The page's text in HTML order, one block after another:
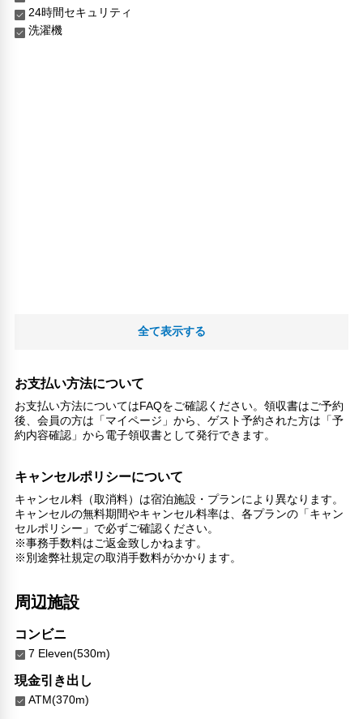
24時間セキュリティ
洗濯機
全て表示する
お支払い方法について
お支払い方法についてはFAQをご確認ください。領収書はご予約
後、会員の方は「マイページ」から、ゲスト予約された方は「予
約内容確認」から電子領収書として発行できます。
キャンセルポリシーについて
キャンセル料（取消料）は宿泊施設・プランにより異なります。
キャンセルの無料期間やキャンセル料率は、各プランの「キャン
セルポリシー」で必ずご確認ください。
※事務手数料はご返金致しかねます。
※別途弊社規定の取消手数料がかかります。
周辺施設
コンビニ
7 Eleven(530m)
現金引き出し
ATM(370m)